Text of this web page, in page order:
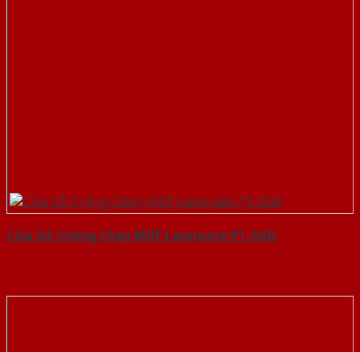
Cửa Gỗ Chống Cháy MDF Laminate P1-SGD